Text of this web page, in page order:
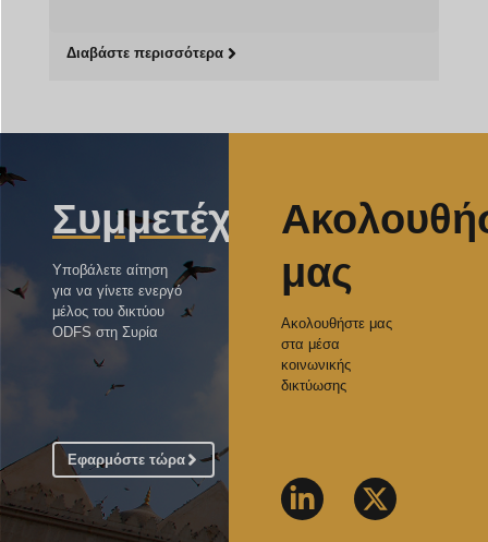
Διαβάστε περισσότερα
Συμμετέχετε
Υποβάλετε αίτηση
για να γίνετε ενεργό
μέλος του δικτύου
ODFS στη Συρία
Εφαρμόστε τώρα
μας
Ακολουθήστε μας
στα μέσα
κοινωνικής
δικτύωσης